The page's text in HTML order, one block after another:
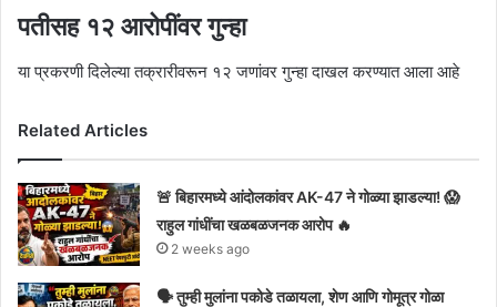
पतीसह १२ आरोपींवर गुन्हा
या प्रकरणी दिलेल्या तक्रारीवरून १२ जणांवर गुन्हा दाखल करण्यात आला आहे
Related Articles
🚨 बिहारमध्ये आंदोलकांवर AK-47 ने गोळ्या झाडल्या! 😱
राहुल गांधींचा खळबळजनक आरोप 🔥
2 weeks ago
🗣️ तुम्ही मुलांना पकोडे तळायला, शेण आणि गोमूत्र गोळा